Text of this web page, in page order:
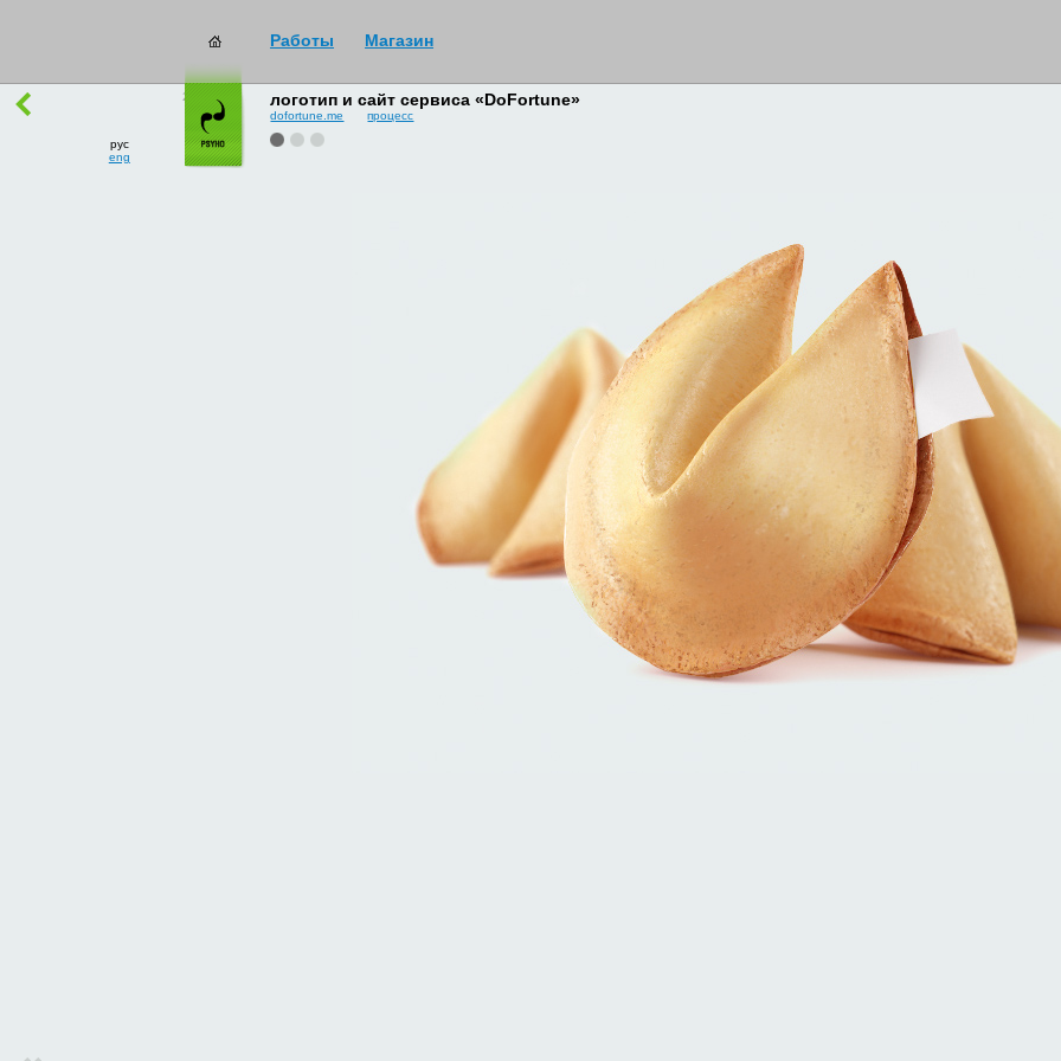
Работы Магазин
рус
eng
логотип и сайт сервиса «DoFortune»
dofortune.me процесс